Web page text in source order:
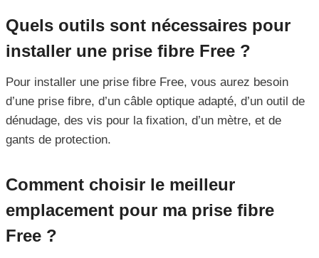
Quels outils sont nécessaires pour
installer une prise fibre Free ?
Pour installer une prise fibre Free, vous aurez besoin
d’une prise fibre, d’un câble optique adapté, d’un outil de
dénudage, des vis pour la fixation, d’un mètre, et de
gants de protection.
Comment choisir le meilleur
emplacement pour ma prise fibre
Free ?